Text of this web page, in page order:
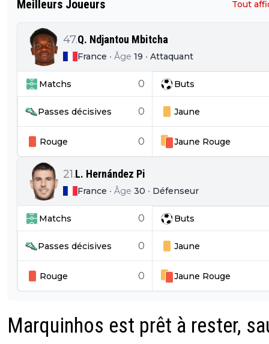
Meilleurs Joueurs Tout
47.Q. Ndjantou Mbitcha
France • Âge 19 • Attaquant
Matchs 0 Buts
Passes décisives 0 Jaune
Rouge 0 Jaune Rouge
21.L. Hernández Pi
France • Âge 30 • Défenseur
Matchs 0 Buts
Passes décisives 0 Jaune
Rouge 0 Jaune Rouge
Marquinhos est prêt à rester,